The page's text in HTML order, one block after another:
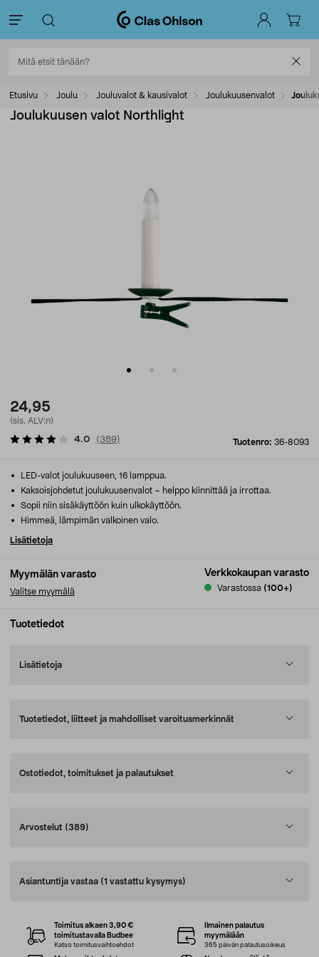
Etusivu Joulu Jouluvalot & kausivalot Joulukuusenvalot
Joulukuusen valot Northlight
24,95
(sis. ALV:n)
Tuotenro: 36-8093
4.0 (389)
Myymälän varasto
Valitse myymälä
Verkkokaupan varasto
Varastossa (100+)
LED-valot joulukuuseen, 16 lamppua.
Kaksoisjohdetut joulukuusenvalot – helppo kiinnittää ja irrottaa.
Sopii niin sisäkäyttöön kuin ulkokäyttöön.
Himmeä, lämpimän valkoinen valo.
Lisätietoja
Tuotetiedot
Lisätietoja
Tuotetiedot, liitteet ja mahdolliset varoitusmerkinnät
Ostotiedot, toimitukset ja palautukset
Arvostelut (389)
Asiantuntija vastaa (1 vastattu kysymys)
Toimitus alkaen 3,90 €
toimitustavalla Budbee
Katso toimitusvaihtoehdot
Ilmainen palautus
myymälään
365 päivän palautusoikeus